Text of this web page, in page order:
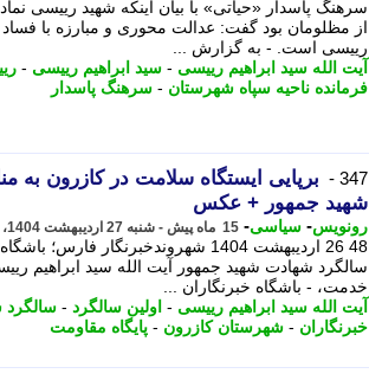
سرهنگ پاسدار «حیاتی» با بیان اینکه شهید رییسی
از مظلومان بود گفت: عدالت محوری و مبارزه با
رییسی است. - به گزارش ...
آیت الله سید ابراهیم رییسی - سید ابراهیم رییسی -
فرمانده ناحیه سپاه شهرستان - سرهنگ پاسدار
347 -
برپایی ایستگاه سلامت در کازرون به
شهید جمهور + عکس
رونویس- سیاسی- 15 ماه پیش - شنبه 27 اردیبهشت 1404، 03:32
48 26 اردیبهشت 1404 شهروندخبرنگار
سالگرد شهادت شهید جمهور آیت الله سید ابراهیم
خدمت، - باشگاه خبرنگاران ...
آیت الله سید ابراهیم رییسی - اولین سالگرد -
خبرنگاران - شهرستان کازرون - پایگاه مقاومت